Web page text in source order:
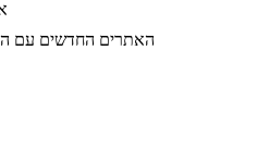
האתרים החדשים עם